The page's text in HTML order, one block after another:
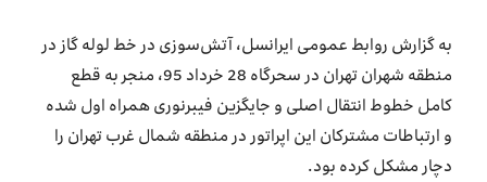
به گزارش روابط عمومی ایرانسل، آتش‌سوزی در خط لوله گاز در
منطقه شهران تهران در سحرگاه 28 خرداد 95، منجر به قطع
کامل خطوط انتقال اصلی و جایگزین فیبرنوری همراه اول شده
و ارتباطات مشترکان این اپراتور در منطقه شمال غرب تهران را
دچار مشکل کرده بود.